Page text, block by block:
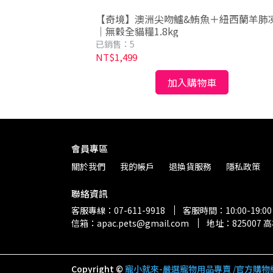
【奇境】澳洲尖吻鱸&鮪魚＋紐西蘭羊肺
｜無穀全貓糧1.8kg
已銷售：5
NT$1,499
加入購物車
會員專區
關於我們 我的帳戶 退換貨服務 隱私政策
聯絡資訊
客服專線：07-611-9918
客服時間：10:00-19:00
信箱：apac.pets@gmail.com
地址：825007
Copyright © 寵小就來-嚴選寵物用品專賣 /官方購物